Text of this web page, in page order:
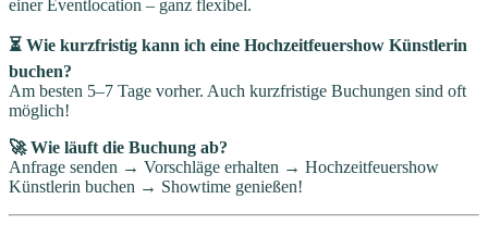
einer Eventlocation – ganz flexibel.
⏳ Wie kurzfristig kann ich eine Hochzeitfeuershow Künstlerin
buchen?
Am besten 5–7 Tage vorher. Auch kurzfristige Buchungen sind oft
möglich!
🚀 Wie läuft die Buchung ab?
Anfrage senden → Vorschläge erhalten → Hochzeitfeuershow
Künstlerin buchen → Showtime genießen!